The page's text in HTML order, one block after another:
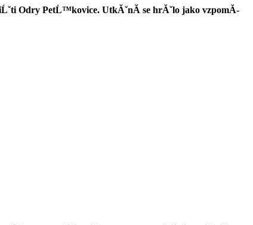
Odry PetĹ™kovice. UtkĂˇnĂ­ se hrĂˇlo jako vzpomĂ­